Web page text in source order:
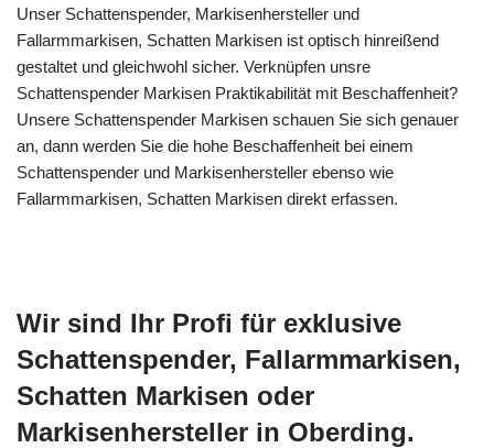
Unser Schattenspender, Markisenhersteller und
Fallarmmarkisen, Schatten Markisen ist optisch hinreißend
gestaltet und gleichwohl sicher. Verknüpfen unsre
Schattenspender Markisen Praktikabilität mit Beschaffenheit?
Unsere Schattenspender Markisen schauen Sie sich genauer
an, dann werden Sie die hohe Beschaffenheit bei einem
Schattenspender und Markisenhersteller ebenso wie
Fallarmmarkisen, Schatten Markisen direkt erfassen.
Wir sind Ihr Profi für exklusive
Schattenspender, Fallarmmarkisen,
Schatten Markisen oder
Markisenhersteller in Oberding.